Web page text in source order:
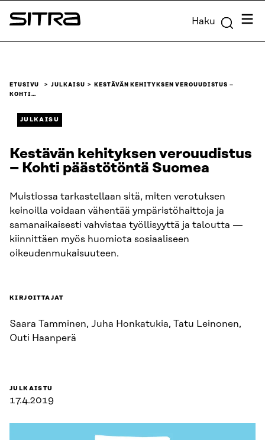
Siirry
suoraan
Sitra Haku
ETUSIVU JULKAISU
KESTÄVÄN KEHITYKSEN VEROUUDISTUS –
KOHTI…
JULKAISU
Kestävän kehityksen verouudistus
– Kohti päästötöntä Suomea
Muistiossa tarkastellaan sitä, miten verotuksen
keinoilla voidaan vähentää ympäristöhaittoja ja
samanaikaisesti vahvistaa työllisyyttä ja taloutta —
kiinnittäen myös huomiota sosiaaliseen
oikeudenmukaisuuteen.
KIRJOITTAJAT
Saara Tamminen, Juha Honkatukia, Tatu Leinonen,
Outi Haanperä
JULKAISTU
17.4.2019